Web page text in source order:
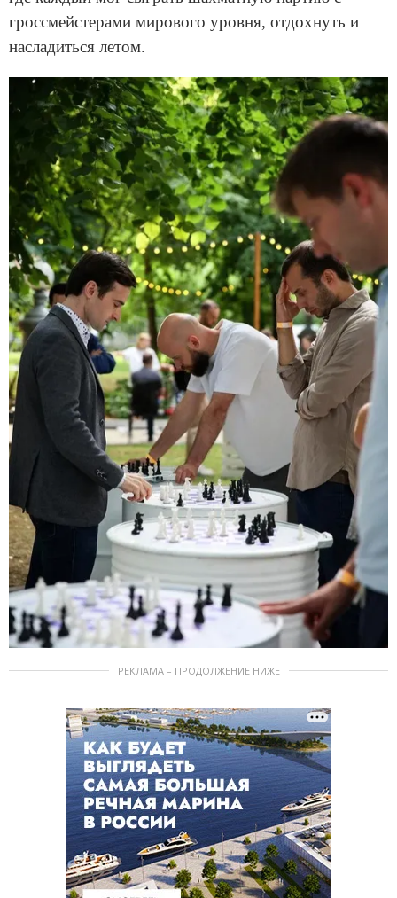
гроссмейстерами мирового уровня, отдохнуть и
насладиться летом.
РЕКЛАМА – ПРОДОЛЖЕНИЕ НИЖЕ